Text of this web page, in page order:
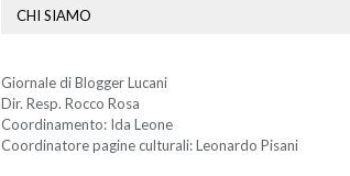
CHI SIAMO
Giornale di Blogger Lucani
Dir. Resp. Rocco Rosa
Coordinamento: Ida Leone
Coordinatore pagine culturali: Leonardo Pisani